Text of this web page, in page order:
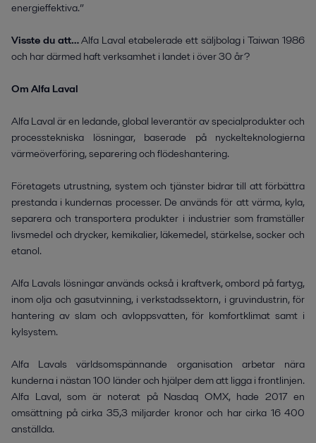
energieffektiva.”
Visste du att…Alfa Laval etabelerade ett säljbolag i Taiwan 1986
och har därmed haft verksamhet i landet i över 30 år?
Om Alfa Laval
Alfa Laval är en ledande, global leverantör av specialprodukter och
processtekniska lösningar, baserade på nyckelteknologierna
värmeöverföring, separering och flödeshantering.
Företagets utrustning, system och tjänster bidrar till att förbättra
prestanda i kundernas processer. De används för att värma, kyla,
separera och transportera produkter i industrier som framställer
livsmedel och drycker, kemikalier, läkemedel, stärkelse, socker och
etanol.
Alfa Lavals lösningar används också i kraftverk, ombord på fartyg,
inom olja och gasutvinning, i verkstadssektorn, i gruvindustrin, för
hantering av slam och avloppsvatten, för komfortklimat samt i
kylsystem.
Alfa Lavals världsomspännande organisation arbetar nära
kunderna i nästan 100 länder och hjälper dem att ligga i frontlinjen.
Alfa Laval, som är noterat på Nasdaq OMX, hade 2017 en
omsättning på cirka 35,3 miljarder kronor och har cirka 16 400
anställda.